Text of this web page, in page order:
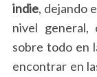
indie, dejando
nivel general,
sobre todo en
encontrar en